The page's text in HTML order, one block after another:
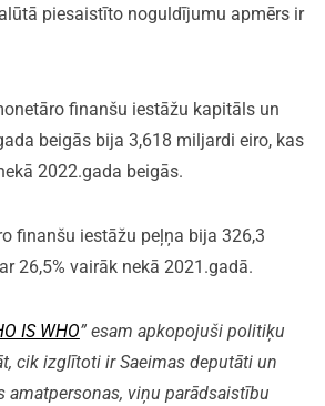
piesaistīto noguldījumu apmērs ir
finanšu iestāžu kapitāls un
beigās bija 3,618 miljardi eiro, kas
2022.gada beigās.
finanšu iestāžu peļņa bija 326,3
26,5% vairāk nekā 2021.gadā.
IS WHO” esam apkopojuši politiķu
cik izglītoti ir Saeimas deputāti un
amatpersonas, viņu parādsaistību